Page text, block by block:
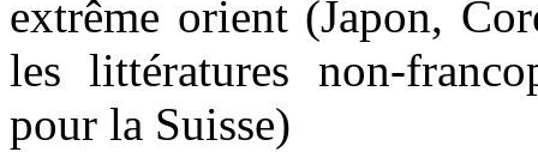
extrême orient (Japon,
les littératures non-
pour la Suisse)